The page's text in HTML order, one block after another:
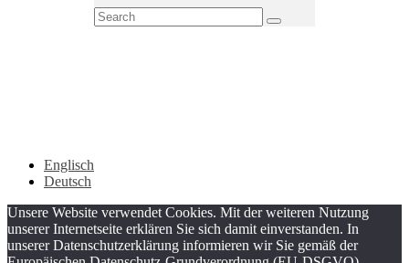
Englisch
Deutsch
Unsere Website verwendet Cookies. Mit der weiteren Nutzung
unserer Internetseite erklären Sie sich damit einverstanden. In
unserer Datenschutzerklärung informieren wir Sie gemäß der